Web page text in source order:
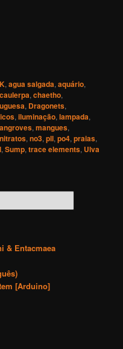
,agua salgada,aquário,
caulerpa,chaetho,
, Dragonets,
,iluminação,lampada,
,mangues,
nitratos,no3,pll,po4,praias,
,Sump,trace elements, Ulva
& Entacmaea
[Arduino]